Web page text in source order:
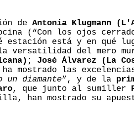
de Antonia Klugmann
(“Con los ojos
estación está y en qué
versatilidad del mero
; José Álvarez (La
mostrado las
un diamante”, y de la
, que junto al sumiller
han mostrado su